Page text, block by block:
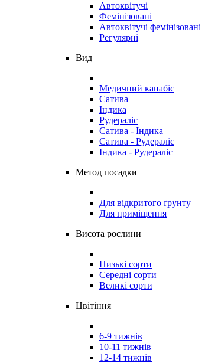
Автоквітучі
Фемінізовані
Автоквітучі фемінізовані
Регулярні
Вид
Медичний канабіс
Сатива
Індика
Рудераліс
Сатива - Індика
Сатива - Рудераліс
Індика - Рудераліс
Метод посадки
Для відкритого ґрунту
Для приміщення
Висота рослини
Низькі сорти
Середні сорти
Великі сорти
Цвітіння
6-9 тижнів
10-11 тижнів
12-14 тижнів